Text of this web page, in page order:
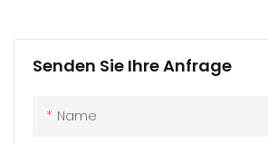
Senden Sie Ihre Anfrage
Name
Upsgepept in
gemischten
ya20190
，
ya20188